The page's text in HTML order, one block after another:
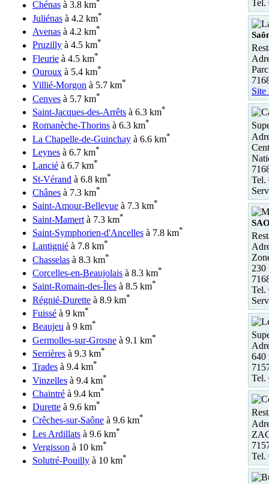
Chénas à 3.8 km
Juliénas à 4.2 km*
Avenas à 4.2 km*
Pruzilly à 4.5 km*
Fleurie à 4.5 km*
Ouroux à 5.4 km*
Villié-Morgon à 5.7 km*
Cenves à 5.7 km*
Saint-Jacques-des-Arrêts à 6.3 km*
Romanèche-Thorins à 6.3 km*
La Chapelle-de-Guinchay à 6.6 km*
Leynes à 6.7 km*
Lancié à 6.7 km*
St-Vérand à 6.8 km*
Chânes à 7.3 km*
Saint-Amour-Bellevue à 7.3 km*
Saint-Mamert à 7.3 km*
Saint-Symphorien-d'Ancelles à 7.8 km*
Lantignié à 7.8 km*
Chasselas à 8.3 km*
Corcelles-en-Beaujolais à 8.3 km*
Saint-Romain-des-Îles à 8.5 km*
Régnié-Durette à 8.9 km*
Fuissé à 9 km*
Beaujeu à 9 km*
Germolles-sur-Grosne à 9.1 km*
Serrières à 9.3 km*
Trades à 9.4 km*
Vinzelles à 9.4 km*
Chaintré à 9.4 km*
Durette à 9.6 km*
Crêches-sur-Saône à 9.6 km*
Les Ardillats à 9.6 km*
Vergisson à 10 km*
Solutré-Pouilly à 10 km*
Tel.
Site
Tel.
230
Tel.
640
Tel.
Tel.